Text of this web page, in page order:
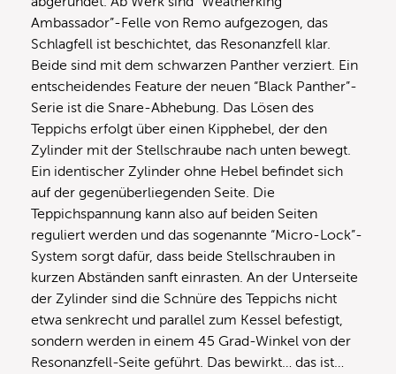
Ambassador”-Felle von Remo aufgezogen, das
Schlagfell ist beschichtet, das Resonanzfell klar.
Beide sind mit dem schwarzen Panther verziert. Ein
entscheidendes Feature der neuen “Black Panther”-
Serie ist die Snare-Abhebung. Das Lösen des
Teppichs erfolgt über einen Kipphebel, der den
Zylinder mit der Stellschraube nach unten bewegt.
Ein identischer Zylinder ohne Hebel befindet sich
auf der gegenüberliegenden Seite. Die
Teppichspannung kann also auf beiden Seiten
reguliert werden und das sogenannte “Micro-Lock”-
System sorgt dafür, dass beide Stellschrauben in
kurzen Abständen sanft einrasten. An der Unterseite
der Zylinder sind die Schnüre des Teppichs nicht
etwa senkrecht und parallel zum Kessel befestigt,
sondern werden in einem 45 Grad-Winkel von der
Resonanzfell-Seite geführt. Das bewirkt… das ist…